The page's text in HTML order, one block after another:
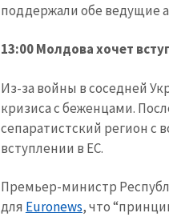
поддержали обе ведущие
13:00 Молдова хочет
Из-за войны в соседней
кризиса с беженцами.
сепаратистский регион с
вступлении в ЕС.
Премьер-министр
для Еuronews, что